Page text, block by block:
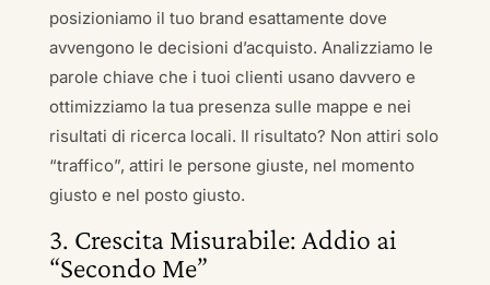
posizioniamo il tuo brand esattamente dove
avvengono le decisioni d’acquisto. Analizziamo le
parole chiave che i tuoi clienti usano davvero e
ottimizziamo la tua presenza sulle mappe e nei
risultati di ricerca locali. Il risultato? Non attiri solo
“traffico”, attiri le persone giuste, nel momento
giusto e nel posto giusto.
3. Crescita Misurabile: Addio ai
“Secondo Me”